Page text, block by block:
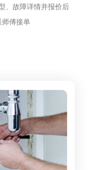
、故障详情并报价后
师傅接单